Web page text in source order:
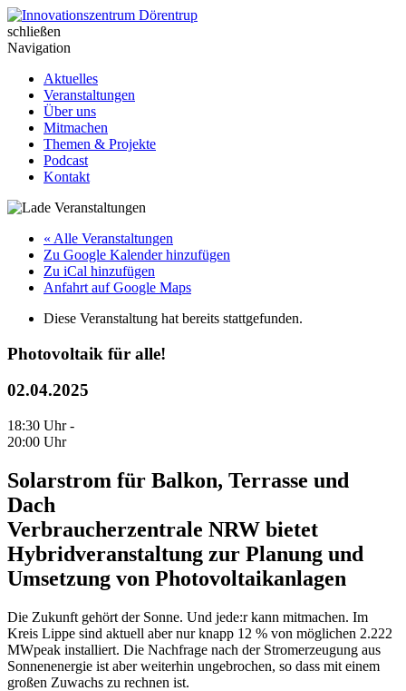
Skip
to
content
Innovationszentrum Dörentrup
schließen
Navigation
Aktuelles
Veranstaltungen
Über uns
Mitmachen
Themen & Projekte
Podcast
Kontakt
« Alle Veranstaltungen
Zu Google Kalender hinzufügen
Zu iCal hinzufügen
Anfahrt auf Google Maps
Diese Veranstaltung hat bereits stattgefunden.
Photovoltaik für alle!
02.04.2025
18:30 Uhr -
20:00 Uhr
Solarstrom für Balkon, Terrasse und
Dach
Verbraucherzentrale NRW bietet
Hybridveranstaltung zur Planung und
Umsetzung von Photovoltaikanlagen
Die Zukunft gehört der Sonne. Und jede:r kann mitmachen. Im
Kreis Lippe sind aktuell aber nur knapp 12 % von möglichen 2.222
MWpeak installiert. Die Nachfrage nach der Stromerzeugung aus
Sonnenenergie ist aber weiterhin ungebrochen, so dass mit einem
großen Zuwachs zu rechnen ist.